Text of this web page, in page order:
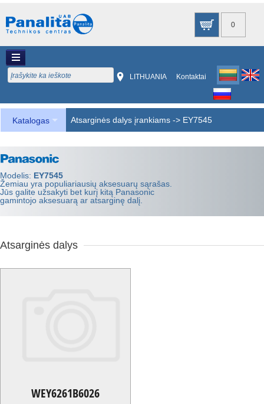
0
LITHUANIA Kontaktai
Katalogas Atsarginės dalys įrankiams -> EY7545
Modelis: EY7545
Žemiau yra populiariausių aksesuarų sąrašas.
Jūs galite užsakyti bet kurį kitą Panasonic
gamintojo aksesuarą ar atsarginę dalį.
Atsarginės dalys
WEY6261B6026